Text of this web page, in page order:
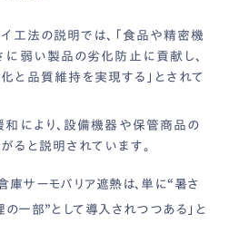
工法の説明では、「食品や精密機
に弱い製品の劣化防止に貢献し、
と品質維持を実現する」とされて
和により、設備機器や保管商品の
ると説明されています。
庫サーモバリア遮熱は、単に“暑さ
の一部”として導入されつつある」と